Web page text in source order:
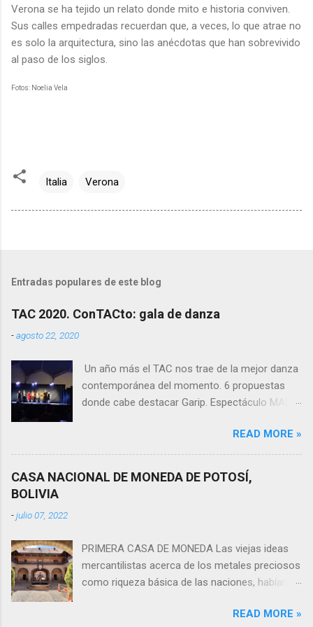
Verona se ha tejido un relato donde mito e historia conviven.
Sus calles empedradas recuerdan que, a veces, lo que atrae no
es solo la arquitectura, sino las anécdotas que han sobrevivido
al paso de los siglos.
Fotos: Noelia Vela
Italia Verona
Entradas populares de este blog
TAC 2020. ConTACto: gala de danza
-agosto 22, 2020
Un año más el TAC nos trae de la mejor danza
contemporánea del momento. 6 propuestas
donde cabe destacar Garip. Espectáculo MAPA
Latorre Fernández y Hugo Pereira Pires
Procedencia: Galicia Duración: 12 minutos
Espectáculo CRISÁLIDE Coreógrafo Giovanni
Insaudo y Sandra Salietti Italia / España 10
Coreógrafo: Sybila Gutiérrez Poveda
Procedencia: Valencia Duración: 10 minutos
Espectáculo ACAMANTE E FILLIDE- IL
Insaudo y Sandra Salietti Italia / España
READ MORE »
CASA NACIONAL DE MONEDA DE POTOSÍ,
BOLIVIA
-julio 07, 2022
PRIMERA CASA DE MONEDA Las viejas ideas
mercantilistas acerca de los metales preciosos
como riqueza básica de las naciones, habían
significancia, que todavía conservaba aREAD MORE »